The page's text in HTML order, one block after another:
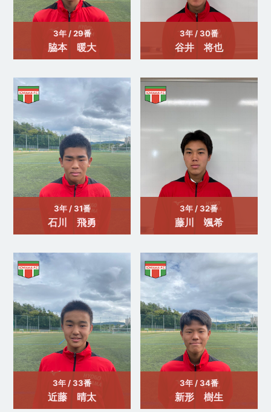
3年 / 29番
脇本 暖大
3年 / 30番
谷井 将也
3年 / 31番
石川 飛勇
3年 / 32番
藤川 颯希
3年 / 33番
近藤 晴太
3年 / 34番
新形 樹生